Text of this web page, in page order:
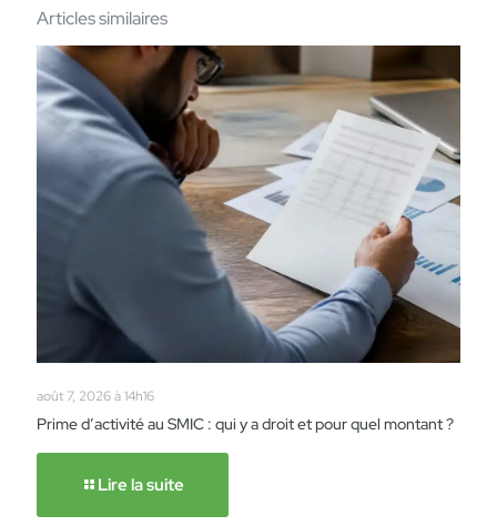
Articles similaires
août 7, 2026 à 14h16
Prime d’activité au SMIC : qui y a droit et pour quel montant ?
Lire la suite